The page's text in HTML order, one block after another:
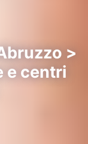
>
e centri